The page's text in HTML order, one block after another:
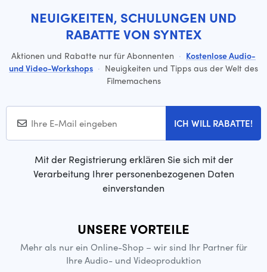
NEUIGKEITEN, SCHULUNGEN UND
RABATTE VON SYNTEX
Aktionen und Rabatte nur für Abonnenten · Kostenlose Audio-
und Video-Workshops · Neuigkeiten und Tipps aus der Welt des
Filmemachens
ICH WILL RABATTE!
Mit der Registrierung erklären Sie sich mit der
Verarbeitung Ihrer personenbezogenen Daten
einverstanden
UNSERE VORTEILE
Mehr als nur ein Online-Shop – wir sind Ihr Partner für
Ihre Audio- und Videoproduktion